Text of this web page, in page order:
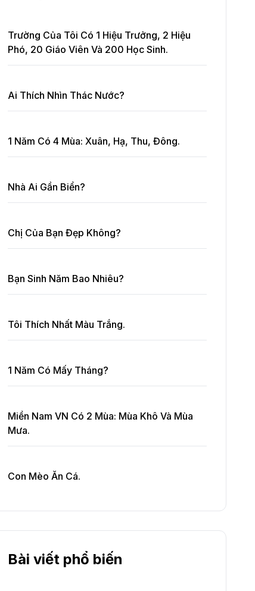
Trường Của Tôi Có 1 Hiệu Trưởng, 2 Hiệu
Phó, 20 Giáo Viên Và 200 Học Sinh.
Ai Thích Nhìn Thác Nước?
1 Năm Có 4 Mùa: Xuân, Hạ, Thu, Đông.
Nhà Ai Gần Biển?
Chị Của Bạn Đẹp Không?
Bạn Sinh Năm Bao Nhiêu?
Tôi Thích Nhất Màu Trắng.
1 Năm Có Mấy Tháng?
Miền Nam VN Có 2 Mùa: Mùa Khô Và Mùa
Mưa.
Con Mèo Ăn Cá.
Bài viết phổ biến